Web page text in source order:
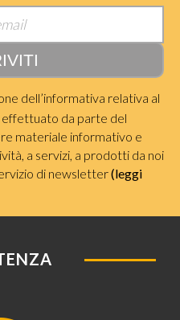
dell’informativa relativa al
da parte del
materiale informativo e
a servizi, a prodotti da noi
di newsletter(leggi